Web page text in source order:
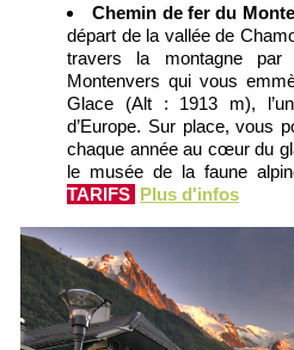
Chemin de fer du
départ de la vallée de
travers la montagne
Montenvers qui vous
Glace (Alt : 1913 m),
d’Europe. Sur place, vous
chaque année au cœur du
le musée de la faune
TARIFS
Plus d'infos